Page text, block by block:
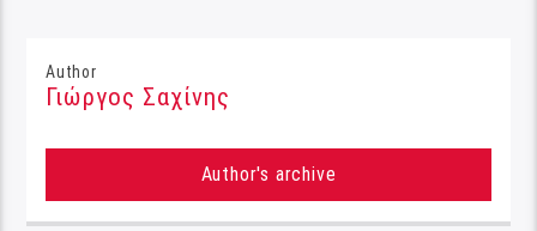
Author
Γιώργος Σαχίνης
Author's archive